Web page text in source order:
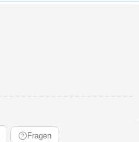
Fragen